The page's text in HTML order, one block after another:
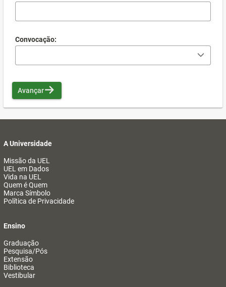
Convocação:
Avançar
A Universidade
Missão da UEL
UEL em Dados
Vida na UEL
Quem é Quem
Marca Símbolo
Política de Privacidade
Ensino
Graduação
Pesquisa/Pós
Extensão
Biblioteca
Vestibular